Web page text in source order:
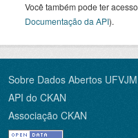
Você também pode ter
Documentação da API).
Sobre Dados Abertos UFVJM
API do CKAN
Associação CKAN